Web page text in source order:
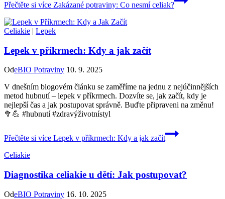
Přečtěte si více Zakázané potraviny: Co nesmí celiak?
Celiakie | Lepek
Lepek v příkrmech: Kdy a jak začít
OdeBIO Potraviny 10. 9. 2025
V dnešním blogovém článku se zaměříme na jednu z nejúčinnějších
metod hubnutí – lepek v příkrmech. Dozvíte se, jak začít, kdy je
nejlepší čas a jak postupovat správně. Buďte připraveni na změnu!
🥦💪 #hubnutí #zdravýživotnístyl
Přečtěte si více Lepek v příkrmech: Kdy a jak začít
Celiakie
Diagnostika celiakie u dětí: Jak postupovat?
OdeBIO Potraviny 16. 10. 2025